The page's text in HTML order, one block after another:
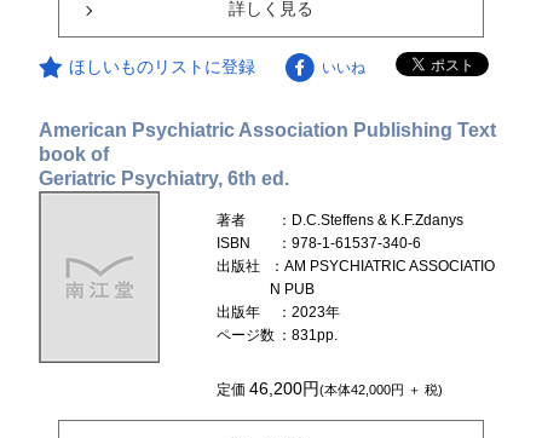
詳しく見る
ほしいものリストに登録 いいね
American Psychiatric Association Publishing Text
book of
Geriatric Psychiatry, 6th ed.
著者
：D.C.Steffens & K.F.Zdanys
ISBN
：978-1-61537-340-6
出版社
：AM PSYCHIATRIC ASSOCIATIO
N PUB
出版年
：2023年
ページ数 ：831pp.
定価46,200円(本体42,000円 ＋ 税)